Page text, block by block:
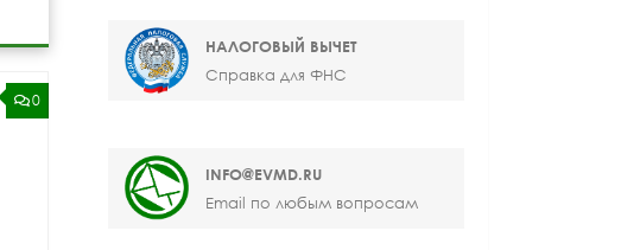
0
НАЛОГОВЫЙ ВЫЧЕТ
Справка для ФНС
INFO@EVMD.RU
Email по любым вопросам